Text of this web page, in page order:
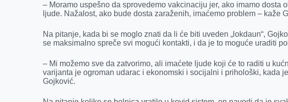
– Moramo uspešno da sprovedemo vakcinaciju jer, ako imamo dosta
ljude. Nažalost, ako bude dosta zaraženih, imaćemo problem – kaže
Na pitanje, kada bi se moglo znati da li će biti uveden „lokdaun“,
se maksimalno spreče svi mogući kontakti, i da je to moguće uraditi
– Mi možemo sve da zatvorimo, ali imaćete ljude koji će to raditi u
varijanta je ogroman udarac i ekonomski i socijalni i prihološki, kada
Gojković.